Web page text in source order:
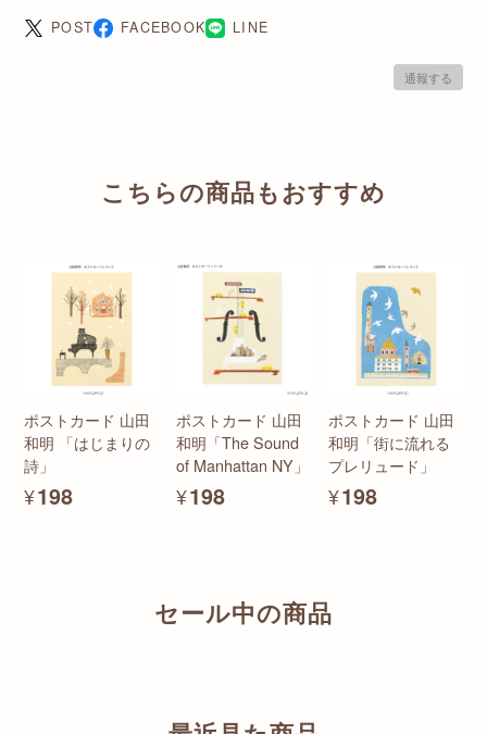
POST FACEBOOK LINE
通報する
こちらの商品もおすすめ
ポストカード 山田
和明 「はじまりの
詩」
¥198
ポストカード 山田
和明「The Sound
of Manhattan NY」
¥198
ポストカード 山田
和明「街に流れる
プレリュード」
¥198
セール中の商品